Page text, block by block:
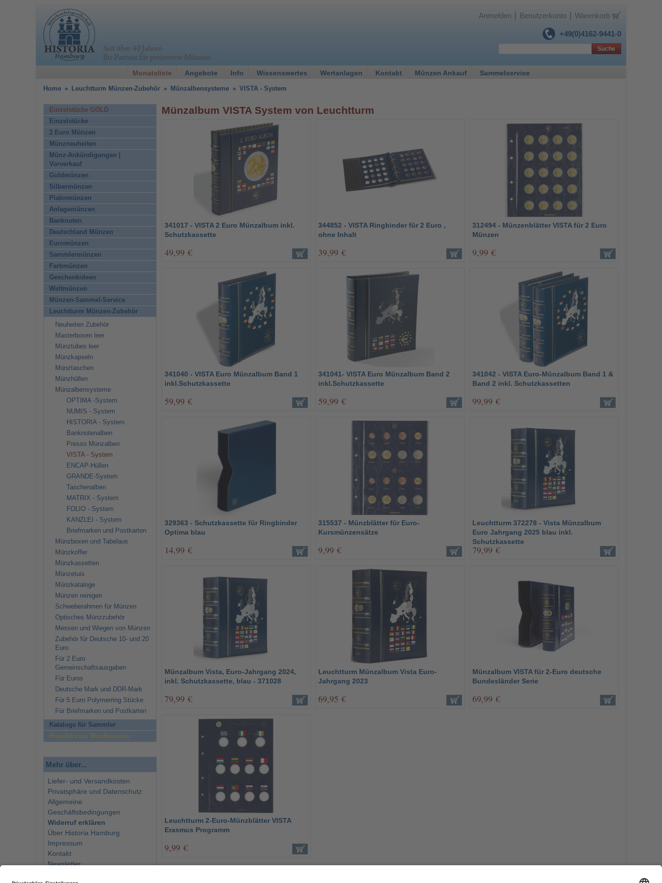
+49(0)4162-9441-0
Anmelden Benutzerkonto Warenkorb
Monatsliste Angebote Info Wissenswertes Wertanlagen Kontakt Münzen Ankauf Sammelservice
Suche
Home » Leuchtturm Münzen-Zubehör » Münzalbensysteme » VISTA - System
Münzalbum VISTA System von Leuchtturm
341017 - VISTA 2 Euro Münzalbum inkl.
Schutzkassette
49,99 €
344852 - VISTA Ringbinder für 2 Euro ,
ohne Inhalt
39,99 €
312494 - Münzenblätter VISTA für 2 Euro
Münzen
9,99 €
341040 - VISTA Euro Münzalbum Band 1
inkl.Schutzkassette
59,99 €
341041- VISTA Euro Münzalbum Band 2
inkl.Schutzkassette
59,99 €
341042 - VISTA Euro-Münzalbum Band 1 &
Band 2 inkl. Schutzkassetten
99,99 €
329363 - Schutzkassette für Ringbinder
Optima blau
14,99 €
315537 - Münzblätter für Euro-
Kursmünzensätze
9,99 €
Leuchtturm 372278 - Vista Münzalbum
Euro Jahrgang 2025 blau inkl.
Schutzkassette
79,99 €
Münzalbum Vista, Euro-Jahrgang 2024,
inkl. Schutzkassette, blau - 371028
79,99 €
Leuchtturm Münzalbum Vista Euro-
Jahrgang 2023
69,95 €
Münzalbum VISTA für 2-Euro deutsche
Bundesländer Serie
69,99 €
Leuchtturm 2-Euro-Münzblätter VISTA
Erasmus Programm
9,99 €
Einzelstücke GOLD
Einzelstücke
2 Euro Münzen
Münzneuheiten
Münz-Ankündigungen |
Vorverkauf
Goldmünzen
Silbermünzen
Platinmünzen
Anlagemünzen
Banknoten
Deutschland Münzen
Euromünzen
Sammlermünzen
Farbmünzen
Geschenkideen
Weltmünzen
Münzen-Sammel-Service
Leuchtturm Münzen-Zubehör
Neuheiten Zubehör
Masterboxen leer
Münztubes leer
Münzkapseln
Münztaschen
Münzhüllen
Münzalbensysteme
OPTIMA -System
NUMIS - System
HISTORIA - System
Banknotenalben
Presso Münzalben
VISTA - System
ENCAP-Hüllen
GRANDE-System
Taschenalben
MATRIX - System
FOLIO - System
KANZLEI - System
Briefmarken und Postkarten
Münzboxen und Tabelaus
Münzkoffer
Münzkassetten
Münzetuis
Münzkataloge
Münzen reinigen
Schweberahmen für Münzen
Optisches Münzzubehör
Messen und Wiegen von Münzen
Zubehör für Deutsche 10- und 20
Euro
Für 2 Euro
Gemeinschaftsausgaben
Für Euros
Deutsche Mark und DDR-Mark
Für 5 Euro Polymerring Stücke
Für Briefmarken und Postkarten
Kataloge für Sammler
Preishit zum Wochenende
Mehr über...
Liefer- und Versandkosten
Privatsphäre und Datenschutz
Allgemeine
Geschäftsbedingungen
Widerruf erklären
Über Historia Hamburg
Impressum
Kontakt
Newsletter